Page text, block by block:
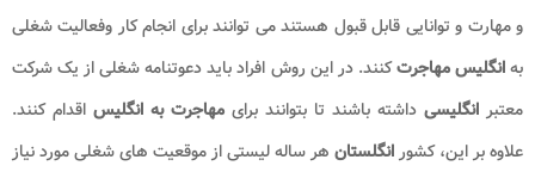
و مهارت و توانایی قابل قبول هستند می توانند برای انجام کار وفعالیت شغلی
بهانگلیس مهاجرتکنند. در این روش افراد باید دعوتنامه شغلی از یک شرکت
معتبر انگلیسی داشته باشند تا بتوانند برای مهاجرت به انگلیس اقدام کنند.
علاوه بر این، کشورانگلستان هر ساله لیستی از موقعیت های شغلی مورد نیاز